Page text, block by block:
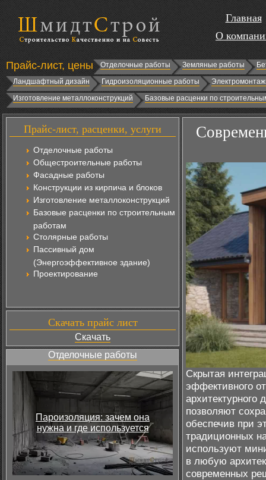
Главная
О
Прайс-лист, цены Отделочные работы Земляные работы
Ландшафтный дизайн
Гидроизоляционные работы
Изготовление металлоконструкций
Базовые расценки по
Прайс-лист, расценки, услуги
Отделочные работы
Общестроительные работы
Фасадные работы
Конструкции из кирпича и блоков
Изготовление металлоконструкций
Базовые расценки по строительным
работам
Столярные работы
Пассивный дом
(Энергоэффективное здание)
Проектирование
Скачать прайс лист
Скачать
Отделочные работы
Пароизоляция: зачем она
нужна и где используется
Скрытая
эффективного
архитектурного
позволяют
обеспечив при
традиционных
используют
в любую
современных